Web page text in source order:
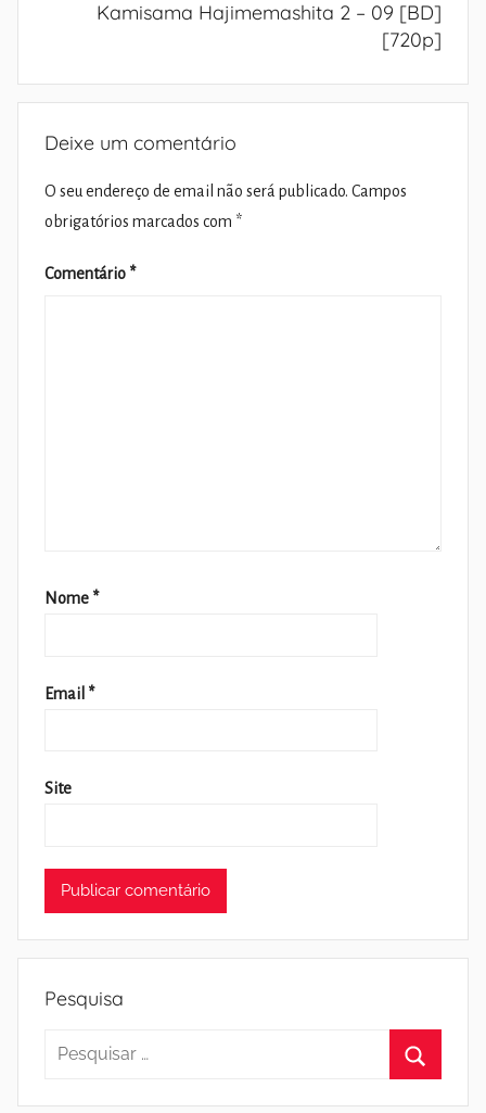
Kamisama Hajimemashita 2 – 09 [BD]
[720p]
Deixe um comentário
O seu endereço de email não será publicado. Campos
obrigatórios marcados com *
Comentário *
Nome *
Email *
Site
Pesquisa
Pesquisar